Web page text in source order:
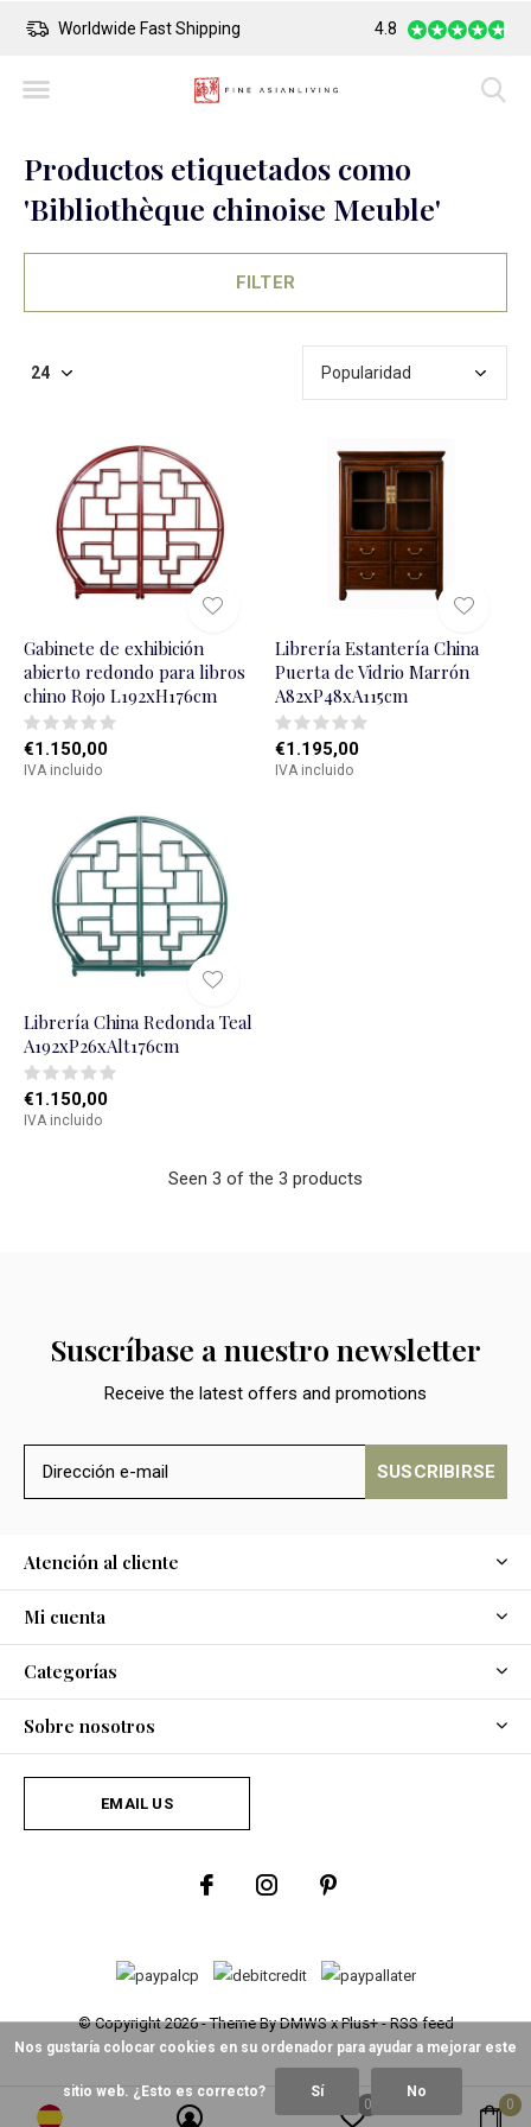
Worldwide Fast Shipping Safe Payment
4.8
Productos etiquetados como
'Bibliothèque chinoise Meuble'
FILTER
Gabinete de exhibición
abierto redondo para libros
chino Rojo L192xH176cm
€1.150,00
IVA incluido
Librerí­a Estanterí­a China
Puerta de Vidrio Marrón
A82xP48xA115cm
€1.195,00
IVA incluido
Librería China Redonda Teal
A192xP26xAlt176cm
€1.150,00
IVA incluido
Seen 3 of the 3 products
Suscríbase a nuestro newsletter
Receive the latest offers and promotions
SUSCRIBIRSE
Atención al cliente
Mi cuenta
Categorías
Sobre nosotros
EMAIL US
© Copyright2026- Theme ByDMWSxPlus+-RSS feed
0 0
Nos gustaría colocar cookies en su ordenador para ayudar a mejorar este
sitio web. ¿Esto es correcto? Sí No